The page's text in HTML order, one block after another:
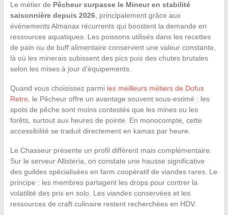
Le métier de Pêcheur surpasse le Mineur en stabilité
saisonnière depuis 2026, principalement grâce aux
événements Almanax récurrents qui boostent la demande en
ressources aquatiques. Les poissons utilisés dans les recettes
de pain ou de buff alimentaire conservent une valeur constante,
là où les minerais subissent des pics puis des chutes brutales
selon les mises à jour d’équipements.
Quand vous choisissez parmi les meilleurs métiers de Dofus
Retro, le Pêcheur offre un avantage souvent sous-estimé : les
spots de pêche sont moins contestés que les mines ou les
forêts, surtout aux heures de pointe. En monocompte, cette
accessibilité se traduit directement en kamas par heure.
Le Chasseur présente un profil différent mais complémentaire.
Sur le serveur Allisteria, on constate une hausse significative
des guildes spécialisées en farm coopératif de viandes rares. Le
principe : les membres partagent les drops pour contrer la
volatilité des prix en solo. Les viandes conservées et les
ressources de craft culinaire restent recherchées en HDV.